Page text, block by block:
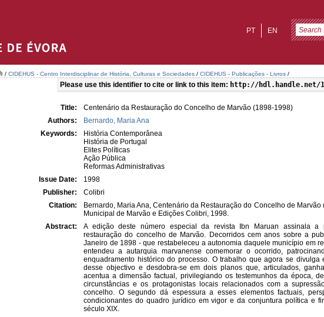
EN
PT
/ CIDEHUS - Centro Interdisciplinar de História, Culturas e Sociedades / CIDEHUS - Publicações - Livros /
Please use this identifier to cite or link to this item: http://hdl.handle.net/
Title:
Centenário da Restauração do Concelho de Marvão (1898-1998)
Authors:
Bernardo, Maria Ana
Keywords:
História Contemporânea
História de Portugal
Elites Políticas
Ação Pública
Reformas Administrativas
Issue Date:
1998
Publisher:
Colibri
Citation:
Bernardo, Maria Ana, Centenário da Restauração do Concelho de
Municipal de Marvão e Edições Colibri, 1998.
Abstract:
A edição deste número especial da revista Ibn Maruan assinala a
restauração do concelho de Marvão. Decorridos cem anos sobre a
Janeiro de 1898 - que restabeleceu a autonomia daquele município em
entendeu a autarquia marvanense comemorar o ocorrido,
enquadramento histórico do processo. O trabalho que agora se divulga
desse objectivo e desdobra-se em dois planos que, articulados,
acentua a dimensão factual, privilegiando os testemunhos da época,
circunstâncias e os protagonistas locais relacionados com a
concelho. O segundo dá espessura a esses elementos factuais,
condicionantes do quadro jurídico em vigor e da conjuntura política e
século XIX.